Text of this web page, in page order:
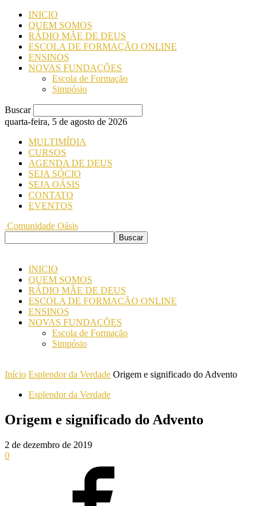
INICIO
QUEM SOMOS
RÁDIO MÃE DE DEUS
ESCOLA DE FORMAÇÃO ONLINE
ENSINOS
NOVAS FUNDAÇÕES
Escola de Formação
Simpósio
Buscar
quarta-feira, 5 de agosto de 2026
MULTIMÍDIA
CURSOS
AGENDA DE DEUS
SEJA SÓCIO
SEJA OÁSIS
CONTATO
EVENTOS
Comunidade Oásis
INICIO
QUEM SOMOS
RÁDIO MÃE DE DEUS
ESCOLA DE FORMAÇÃO ONLINE
ENSINOS
NOVAS FUNDAÇÕES
Escola de Formação
Simpósio
Início Esplendor da Verdade Origem e significado do Advento
Esplendor da Verdade
Origem e significado do Advento
2 de dezembro de 2019
0